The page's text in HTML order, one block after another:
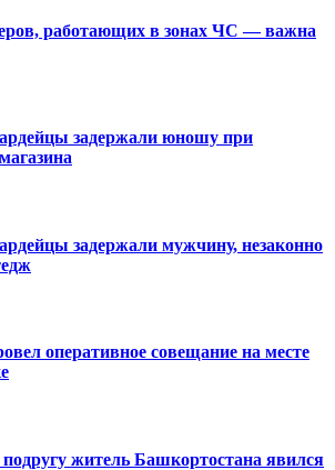
работающих в зонах ЧС — важна
задержали юношу при
задержали мужчину, незаконно
оперативное совещание на месте
житель Башкортостана явился